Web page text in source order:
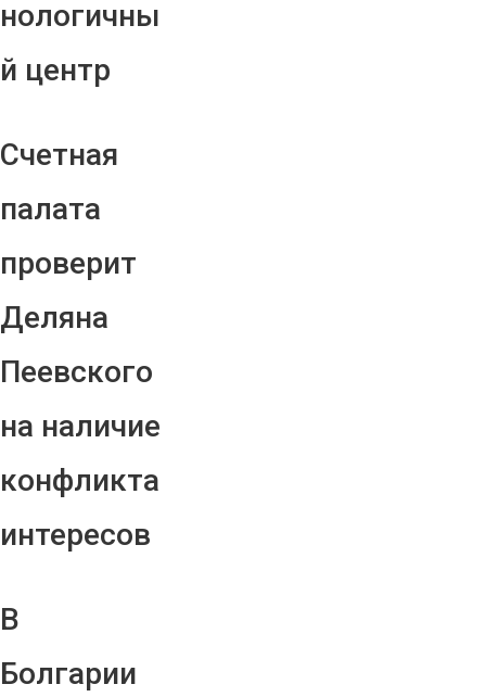
нологичны
й центр
Счетная
палата
проверит
Деляна
Пеевского
на наличие
конфликта
интересов
В
Болгарии